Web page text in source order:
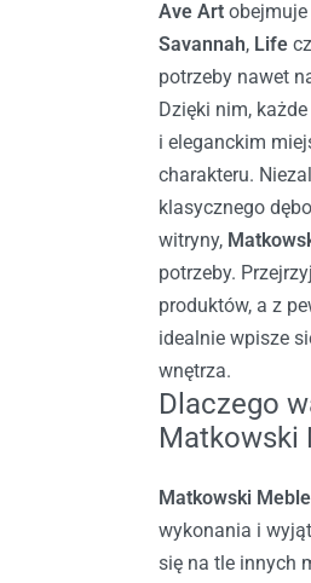
Ave Art
Savannah, Life
potrzeby nawet
Dzięki nim,
i eleganckim
charakteru.
klasycznego
witryny,
potrzeby.
produktów, a z
idealnie wpisze
wnętrza.
Dlaczego
Matkowski
Matkowski Meble
wykonania i
się na tle innych